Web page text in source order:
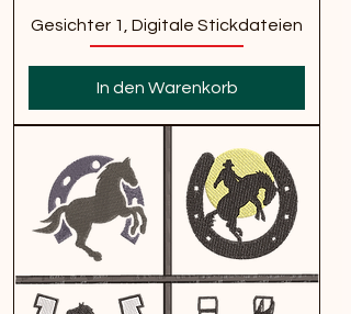
Gesichter 1, Digitale Stickdateien
In den Warenkorb